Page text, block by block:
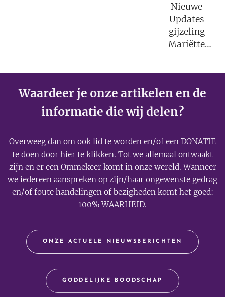
Nieuwe
Updates
gijzeling
Mariëtte
Waardeer je onze artikelen en de
informatie die wij delen?
Overweeg dan om ook lid te worden en/of een DONATIE
te doen door hier te klikken. Tot we allemaal ontwaakt
zijn en er een Ommekeer komt in onze wereld. Wanneer
we iedereen aanspreken op zijn/haar ongewenste gedrag
en/of foute handelingen of bezigheden komt het goed:
100% WAARHEID.
ONZE ACTUELE NIEUWSBERICHTEN
GODDELIJKE BOODSCHAP